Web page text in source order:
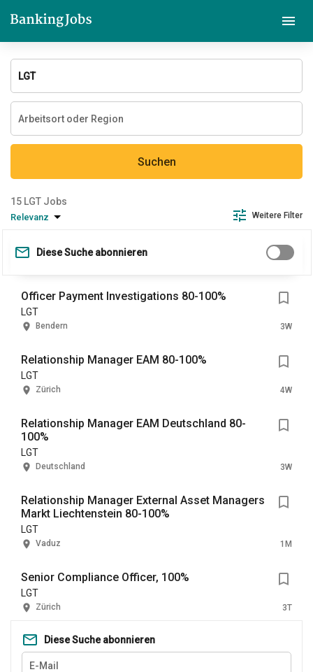
Suchen
LGT Jobs
Relevanz Weitere Filter
Diese Suche abonnieren
Officer Payment Investigations 80-100%
LGT
Bendern 3W
Relationship Manager EAM 80-100%
LGT
Zürich 4W
Relationship Manager EAM Deutschland 80-
100%
LGT
Deutschland 3W
Relationship Manager External Asset Managers
Markt Liechtenstein 80-100%
LGT
Vaduz 1M
Senior Compliance Officer, 100%
LGT
Zürich 3T
Diese Suche abonnieren